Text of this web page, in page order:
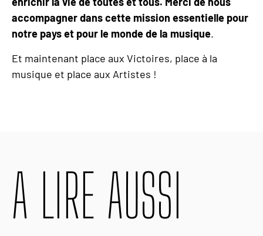
accompagner dans cette mission essentielle pour
notre pays et pour le monde de la musique.
Et maintenant place aux Victoires, place à la
musique et place aux Artistes !
A LIRE AUSSI